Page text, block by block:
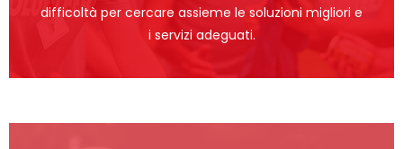
difficoltà per cercare assieme le soluzioni migliori e
i servizi adeguati.